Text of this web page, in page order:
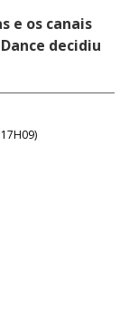
e os canais
decidiu
)